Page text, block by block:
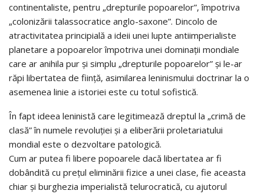
continentaliste, pentru „drepturile popoarelor”, împotriva
„colonizării talasso­cratice anglo-saxone”. Dincolo de
atractivitatea principială a ideii unei lupte antiimperialiste
planetare a popoarelor împotriva unei dominaţii mondiale
care ar anihila pur şi simplu „drepturile popoarelor” şi le-ar
răpi libertatea de fiinţă, asimilarea leninismului doctrinar la o
asemenea linie a istoriei este cu totul sofistică.
În fapt ideea leninistă care legitimează dreptul la „crimă de
clasă” în numele revoluţiei şi a eliberării proletariatului
mondial este o dezvoltare patologică.
Cum ar putea fi libere popoarele dacă libertatea ar fi
dobândită cu preţul eliminării fizice a unei clase, fie aceasta
chiar şi burghezia imperialistă telurocratică, cu ajutorul